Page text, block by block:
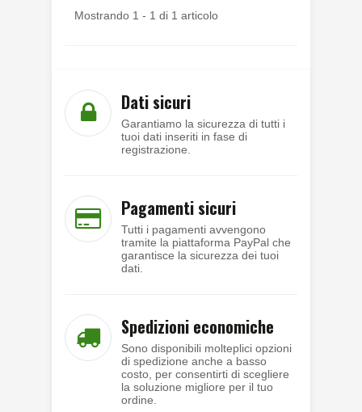
Mostrando 1 - 1 di 1 articolo
Dati sicuri
Garantiamo la sicurezza di tutti i
tuoi dati inseriti in fase di
registrazione.
Pagamenti sicuri
Tutti i pagamenti avvengono
tramite la piattaforma PayPal che
garantisce la sicurezza dei tuoi
dati.
Spedizioni economiche
Sono disponibili molteplici opzioni
di spedizione anche a basso
costo, per consentirti di scegliere
la soluzione migliore per il tuo
ordine.